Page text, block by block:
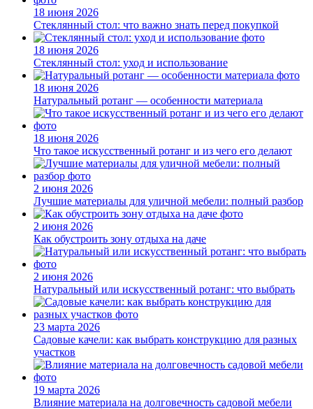
18 июня 2026
Стеклянный стол: что важно знать перед покупкой
18 июня 2026
Стеклянный стол: уход и использование
18 июня 2026
Натуральный ротанг — особенности материала
18 июня 2026
Что такое искусственный ротанг и из чего его делают
2 июня 2026
Лучшие материалы для уличной мебели: полный разбор
2 июня 2026
Как обустроить зону отдыха на даче
2 июня 2026
Натуральный или искусственный ротанг: что выбрать
23 марта 2026
Садовые качели: как выбрать конструкцию для разных
участков
19 марта 2026
Влияние материала на долговечность садовой мебели